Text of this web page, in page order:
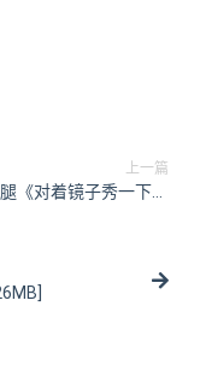
上一篇
《对着镜子秀一下》